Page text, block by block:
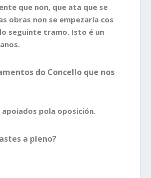
que non, que ata que se
obras non se empezaría cos
seguinte tramo. Isto é un
do Concello que nos
pola oposición.
a pleno?